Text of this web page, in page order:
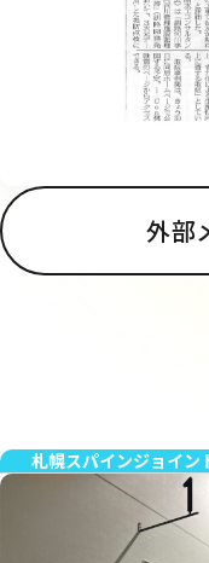
外部
札幌スパインジョイン